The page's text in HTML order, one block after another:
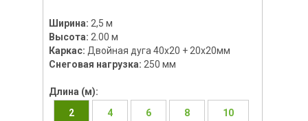
Ширина: 2,5 м
Высота: 2.00 м
Каркас: Двойная дуга 40х20 + 20х20мм
Снеговая нагрузка: 250 мм
Длина (м):
2
4 6 8 10